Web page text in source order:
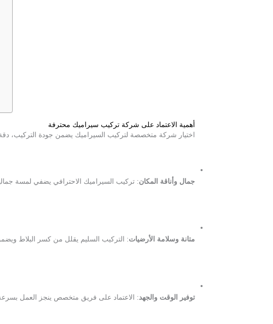
أهمية الاعتماد على شركة تركيب سيراميك محترفة
اختيار شركة متخصصة لتركيب السيراميك يضمن جودة التركيب،
جمال وأناقة المكان: تركيب السيراميك الاحترافي يضفي لمسة
متانة وسلامة الأرضيات: التركيب السليم يقلل من كسر البلاط
توفير الوقت والجهد: الاعتماد على فريق متخصص ينجز العمل